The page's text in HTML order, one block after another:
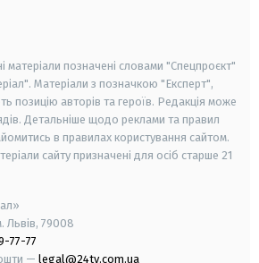
матеріали позначені словами "Спецпроєкт"
Матеріали з позначкою "Експерт",
позицію авторів та героїв. Редакція може
Детальніше щодо реклами та правил
в правилах користування сайтом.
сайту призначені для осіб старше 21
Львів, 79008
77-77
— legal@24tv.com.ua